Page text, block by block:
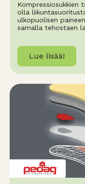
Kompressiosukkien
olla
ulkopuolisen
samalla tehostaen
Lue lisää!